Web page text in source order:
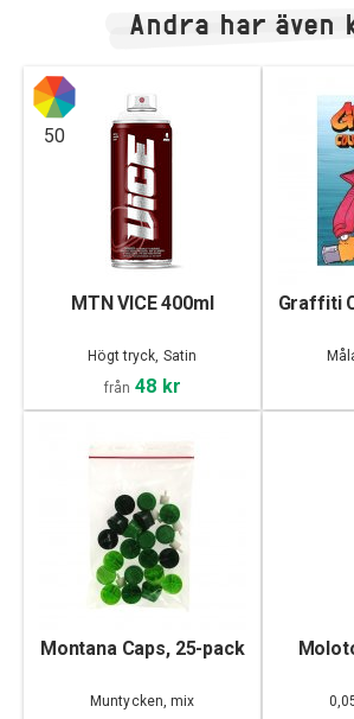
Andra har även
50
MTN VICE 400ml
Högt tryck, Satin
från 48 kr
Graffiti
Montana Caps, 25-pack
Muntycken, mix